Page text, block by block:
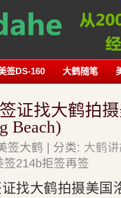
签DS-160 大鹤随笔
证找大鹤拍
Beach)
签大鹤 | 分类: 大鹤
签214b拒签再签
找大鹤拍摄美国